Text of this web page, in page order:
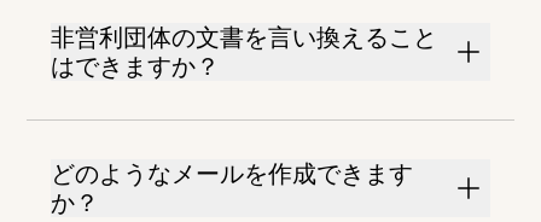
非営利団体の文書を言い換えること
はできますか？
どのようなメールを作成できます
か？